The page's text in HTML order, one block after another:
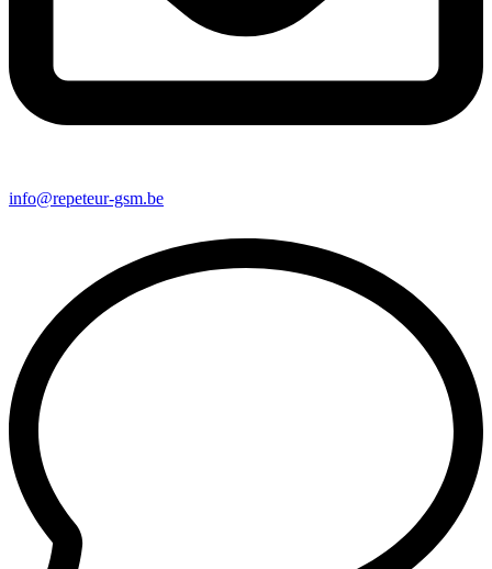
info@repeteur-gsm.be